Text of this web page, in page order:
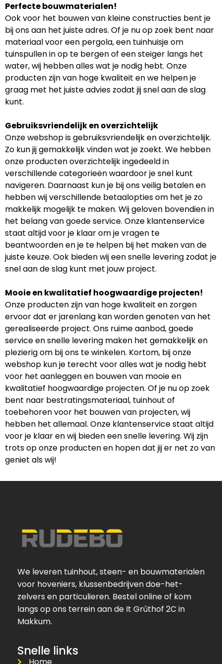
Perfecte bouwmaterialen!
Ook voor het bouwen van kleine constructies bent je
bij ons aan het juiste adres. Of je nu op zoek bent naar
materiaal voor een pergola, een tuinhuisje om
tuinspullen in op te bergen of een steiger langs het
water, wij hebben alles wat je nodig hebt. Onze
producten zijn van hoge kwaliteit en we helpen je
graag met het juiste advies zodat jij snel aan de slag
kunt.
Gebruiksvriendelijk en overzichtelijk
Onze webshop is gebruiksvriendelijk en overzichtelijk.
Zo kun jij gemakkelijk vinden wat je zoekt. We hebben
onze producten overzichtelijk ingedeeld in
verschillende categorieën waardoor je snel kunt
navigeren. Daarnaast kun je bij ons veilig betalen en
hebben wij verschillende betaalopties om het je zo
makkelijk mogelijk te maken. Wij geloven bovendien in
het belang van goede service. Onze klantenservice
staat altijd voor je klaar om je vragen te
beantwoorden en je te helpen bij het maken van de
juiste keuze. Ook bieden wij een snelle levering zodat je
snel aan de slag kunt met jouw project.
Mooie en kwalitatief hoogwaardige projecten!
Onze producten zijn van hoge kwaliteit en zorgen
ervoor dat er jarenlang kan worden genoten van het
gerealiseerde project. Ons ruime aanbod, goede
service en snelle levering maken het gemakkelijk en
plezierig om bij ons te winkelen. Kortom, bij onze
webshop kun je terecht voor alles wat je nodig hebt
voor het aanleggen en bouwen van mooie en
kwalitatief hoogwaardige projecten. Of je nu op zoek
bent naar bestratingsmateriaal, tuinhout of
toebehoren voor het bouwen van projecten, wij
hebben het allemaal. Onze klantenservice staat altijd
voor je klaar en wij bieden een snelle levering. Wij zijn
trots op onze producten en hopen dat jij er net zo van
geniet als wij!
We leveren tuinhout, steen- en bouwmaterialen
voor hoveniers, klussenbedrijven doe-het-
zelvers en particulieren. Bestel online of kom
langs op ons terrein aan de It Grûthof 2C in
Makkum.
Snelle links
Home